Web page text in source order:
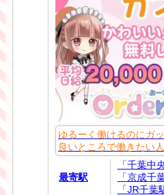
ゆるーく働けるのにガ
良いところで働きたい
最寄駅
「千葉中
「京成千
「JR千